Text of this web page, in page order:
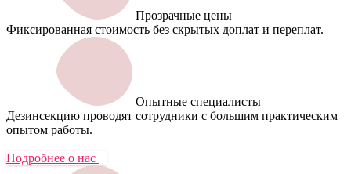
Прозрачные цены
Фиксированная стоимость без скрытых доплат и переплат.
Опытные специалисты
Дезинсекцию проводят сотрудники с большим практическим
опытом работы.
Подробнее о нас